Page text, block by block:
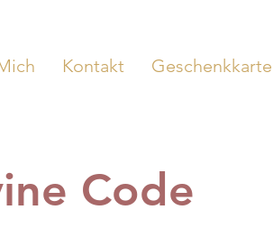
Kontakt Geschenkkarte
Code